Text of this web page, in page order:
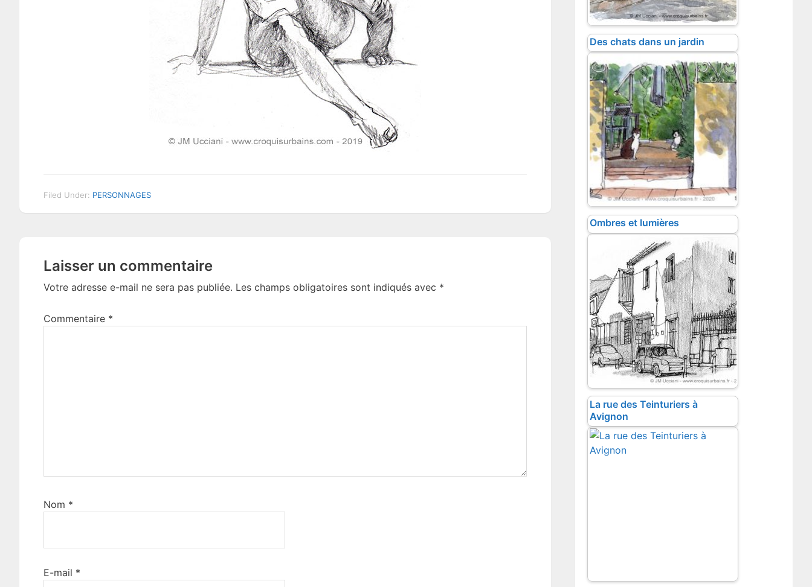
Filed Under: PERSONNAGES
Interactions
Laisser un commentaire
Votre adresse e-mail ne sera pas publiée. Les champs obligatoires sont indiqués avec *
Commentaire *
Nom *
E-mail *
Des chats dans un jardin
Ombres et lumières
La rue des Teinturiers à
Avignon